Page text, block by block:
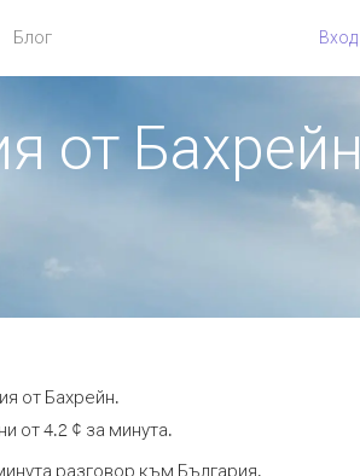
Блог Вход
от Бахрейн
от Бахрейн.
от 4.2 ¢ за минута.
разговор към България.